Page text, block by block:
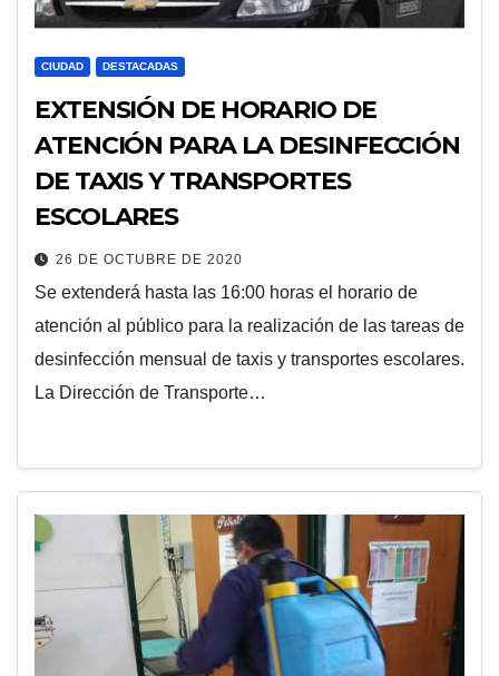
CIUDAD DESTACADAS
EXTENSIÓN DE HORARIO DE
ATENCIÓN PARA LA DESINFECCIÓN
DE TAXIS Y TRANSPORTES
ESCOLARES
26 DE OCTUBRE DE 2020
Se extenderá hasta las 16:00 horas el horario de
atención al público para la realización de las tareas de
desinfección mensual de taxis y transportes escolares.
La Dirección de Transporte…